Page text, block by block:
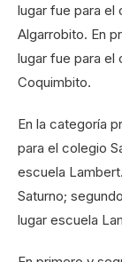
lugar fue para el
Algarrobito. En
lugar fue para el
Coquimbito.
En la categoría
para el colegio
escuela
Saturno;
lugar escuela